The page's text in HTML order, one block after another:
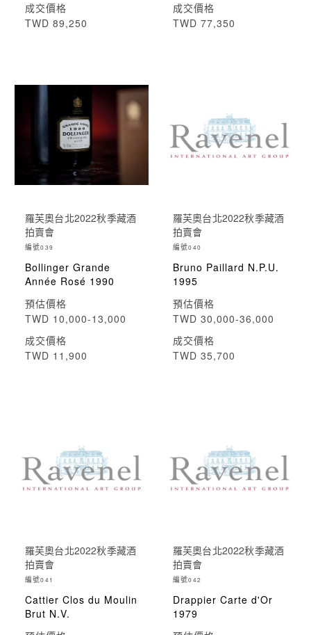
成交價格
TWD 89,250
成交價格
TWD 77,350
羅芙奧台北2022秋季藏酒
拍賣會
編號039
Bollinger Grande
Année Rosé 1990
預估價格
TWD 10,000-13,000
成交價格
TWD 11,900
羅芙奧台北2022秋季藏酒
拍賣會
編號040
Bruno Paillard N.P.U.
1995
預估價格
TWD 30,000-36,000
成交價格
TWD 35,700
羅芙奧台北2022秋季藏酒
拍賣會
編號041
Cattier Clos du Moulin
Brut N.V.
羅芙奧台北2022秋季藏酒
拍賣會
編號042
Drappier Carte d'Or
1979